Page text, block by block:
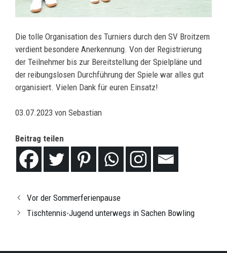
Die tolle Organisation des Turniers durch den SV Broitzem
verdient besondere Anerkennung. Von der Registrierung
der Teilnehmer bis zur Bereitstellung der Spielpläne und
der reibungslosen Durchführung der Spiele war alles gut
organisiert. Vielen Dank für euren Einsatz!
03.07.2023 von Sebastian
Beitrag teilen
Vor der Sommerferienpause
Tischtennis-Jugend unterwegs in Sachen Bowling